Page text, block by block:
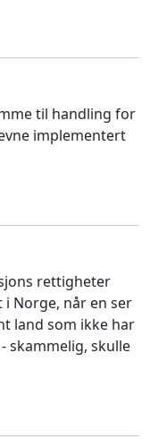
til handling for
implementert
rettigheter
Norge, når en ser
land som ikke har
skammelig, skulle